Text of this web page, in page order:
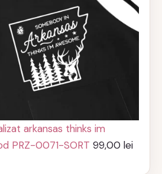
arkansas thinks im
PRZ-0071-SORT 99,00lei